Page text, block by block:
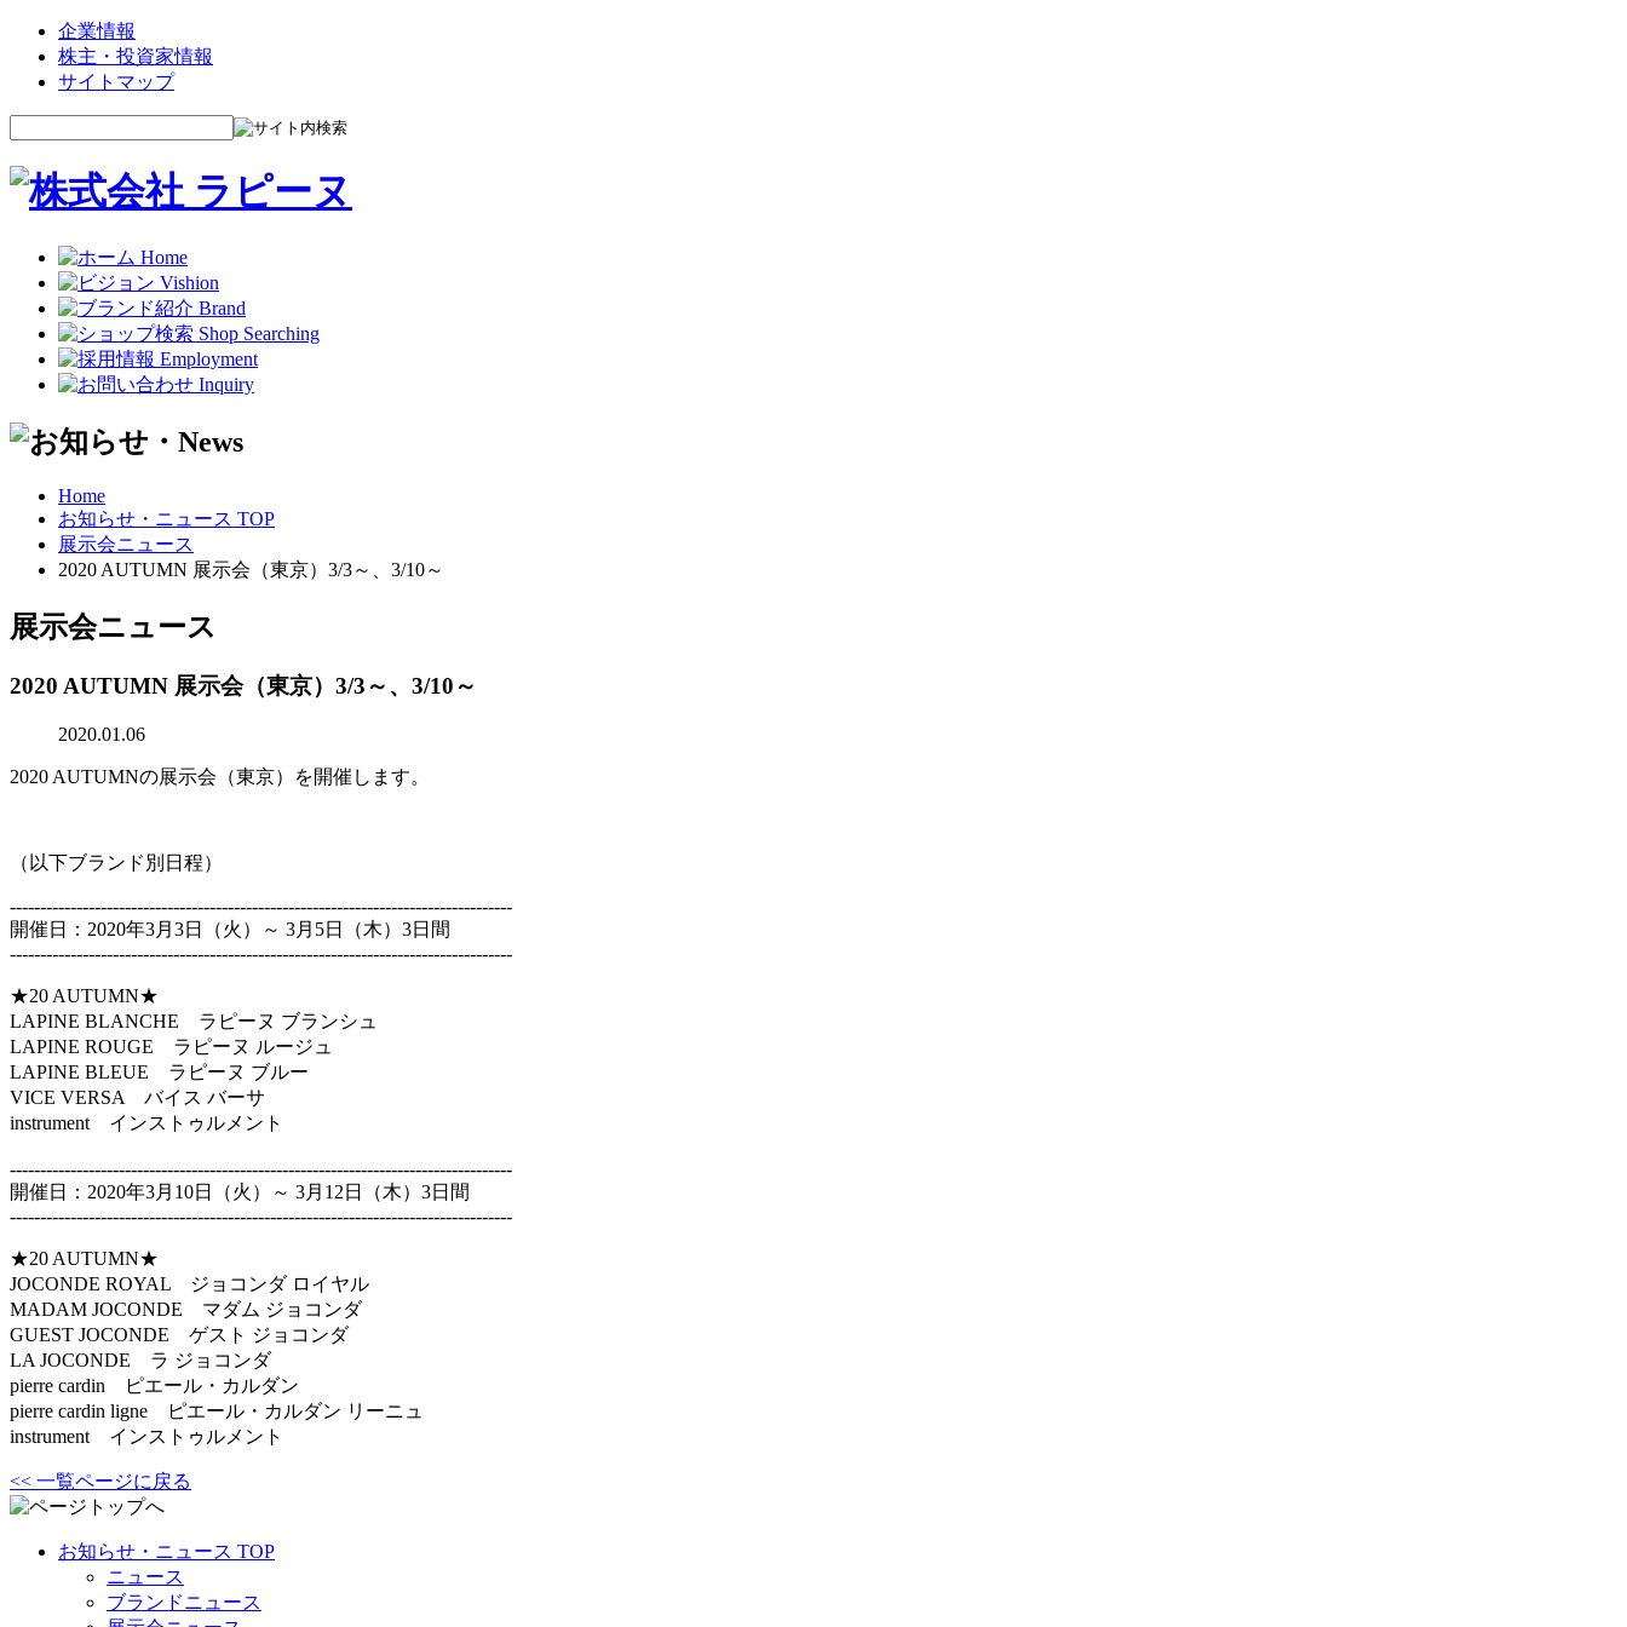
企業情報
株主・投資家情報
サイトマップ
Home
お知らせ・ニュース TOP
展示会ニュース
2020 AUTUMN 展示会（東京）3/3～、3/10～
展示会ニュース
2020 AUTUMN 展示会（東京）3/3～、3/10～
2020.01.06
2020 AUTUMNの展示会（東京）を開催します。
（以下ブランド別日程）
-----------------------------------------------------------------------------------
開催日：2020年3月3日（火）～ 3月5日（木）3日間
-----------------------------------------------------------------------------------
★20 AUTUMN★
LAPINE BLANCHE ラピーヌ ブランシュ
LAPINE ROUGE ラピーヌ ルージュ
LAPINE BLEUE ラピーヌ ブルー
VICE VERSA バイス バーサ
instrument インストゥルメント
-----------------------------------------------------------------------------------
開催日：2020年3月10日（火）～ 3月12日（木）3日間
-----------------------------------------------------------------------------------
★20 AUTUMN★
JOCONDE ROYAL ジョコンダ ロイヤル
MADAM JOCONDE マダム ジョコンダ
GUEST JOCONDE ゲスト ジョコンダ
LA JOCONDE ラ ジョコンダ
pierre cardin ピエール・カルダン
pierre cardin ligne ピエール・カルダン リーニュ
instrument インストゥルメント
<< 一覧ページに戻る
お知らせ・ニュース TOP
ニュース
ブランドニュース